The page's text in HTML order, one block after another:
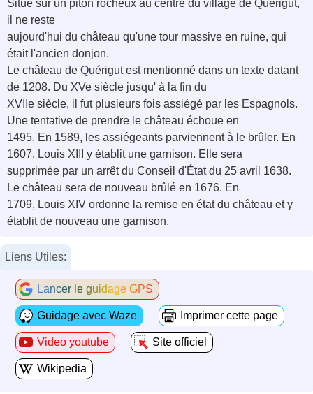
Situé sur un piton rocheux au centre du village de Quérigut,
il ne reste
aujourd'hui du château qu'une tour massive en ruine, qui
était l'ancien donjon.
Le château de Quérigut est mentionné dans un texte datant
de 1208. Du XVe siècle jusqu' à la fin du
XVIIe siècle, il fut plusieurs fois assiégé par les Espagnols.
Une tentative de prendre le château échoue en
1495. En 1589, les assiégeants parviennent à le brûler. En
1607, Louis XIII y établit une garnison. Elle sera
supprimée par un arrêt du Conseil d'État du 25 avril 1638.
Le château sera de nouveau brûlé en 1676. En
1709, Louis XIV ordonne la remise en état du château et y
établit de nouveau une garnison.
Liens Utiles:
Lancer le guidage GPS
Guidage avec Waze Imprimer cette page
Video youtube Site officiel
Wikipedia